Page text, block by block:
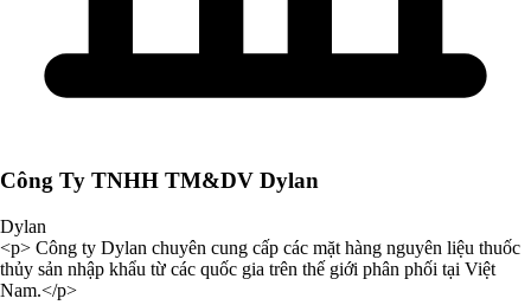
Công Ty TNHH TM&DV Dylan
Dylan
<p> Công ty Dylan chuyên cung cấp các mặt hàng nguyên liệu thuốc
thủy sản nhập khẩu từ các quốc gia trên thế giới phân phối tại Việt
Nam.</p>